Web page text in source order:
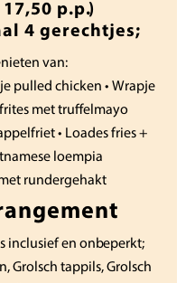
p.p.)
4 gerechtjes;
van:
pulled chicken • Wrapje
met truffelmayo
• Loades fries +
loempia
rundergehakt
inclusief en onbeperkt;
Grolsch tappils, Grolsch